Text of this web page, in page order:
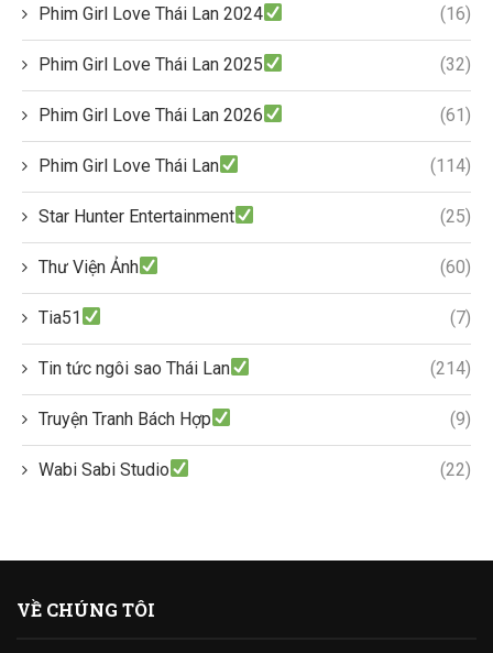
Phim Girl Love Thái Lan 2024 (16)
Phim Girl Love Thái Lan 2025 (32)
Phim Girl Love Thái Lan 2026 (61)
Phim Girl Love Thái Lan (114)
Star Hunter Entertainment (25)
Thư Viện Ảnh (60)
Tia51 (7)
Tin tức ngôi sao Thái Lan (214)
Truyện Tranh Bách Hợp (9)
Wabi Sabi Studio (22)
VỀ CHÚNG TÔI